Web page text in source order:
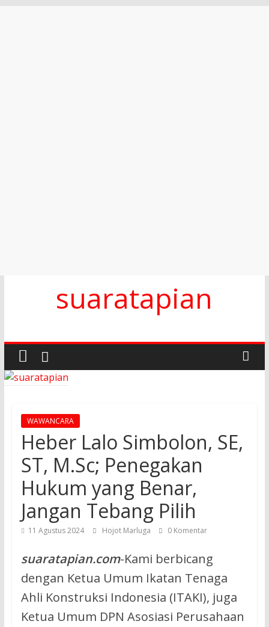
suaratapian
WAWANCARA
Heber Lalo Simbolon, SE,
ST, M.Sc; Penegakan
Hukum yang Benar,
Jangan Tebang Pilih
11 Agustus 2024 Hojot Marluga 0 Komentar
suaratapian.com-Kami berbicang
dengan Ketua Umum Ikatan Tenaga
Ahli Konstruksi Indonesia (ITAKI), juga
Ketua Umum DPN Asosiasi Perusahaan